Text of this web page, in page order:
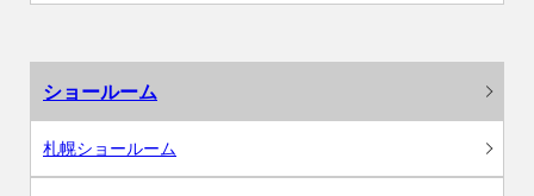
ショールーム
札幌ショールーム